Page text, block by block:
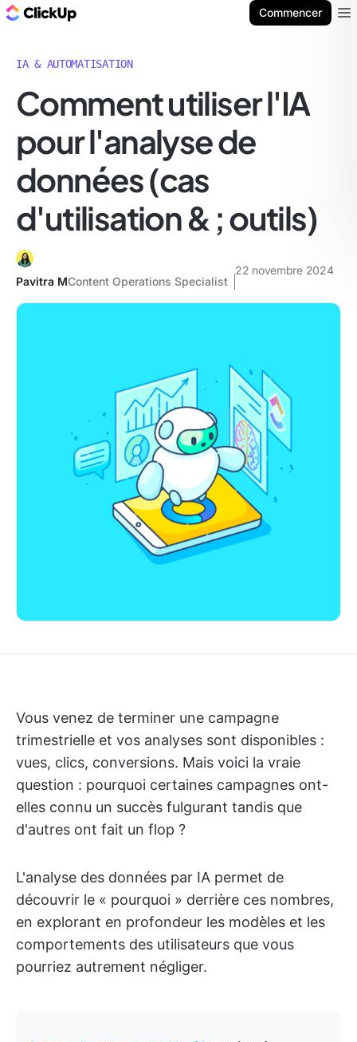
Commencer
IA & AUTOMATISATION
Comment utiliser l'IA
pour l'analyse de
données (cas
d'utilisation & ; outils)
Pavitra MContent Operations Specialist
22 novembre 2024
Vous venez de terminer une campagne
trimestrielle et vos analyses sont disponibles :
vues, clics, conversions. Mais voici la vraie
question : pourquoi certaines campagnes ont-
elles connu un succès fulgurant tandis que
d'autres ont fait un flop ?
L'analyse des données par IA permet de
découvrir le « pourquoi » derrière ces nombres,
en explorant en profondeur les modèles et les
comportements des utilisateurs que vous
pourriez autrement négliger.